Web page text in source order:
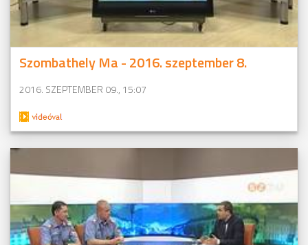
Szombathely Ma - 2016. szeptember 8.
2016. SZEPTEMBER 09., 15:07